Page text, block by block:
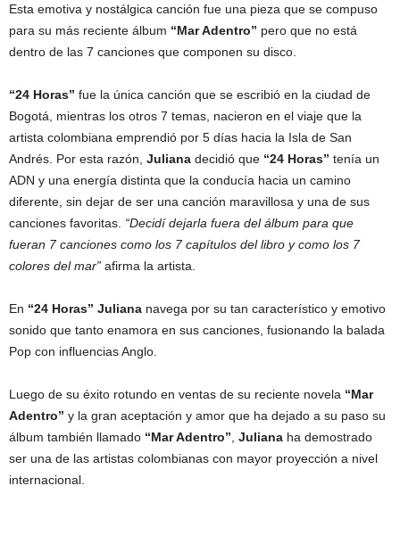
Esta emotiva y nostálgica canción fue una pieza que se compuso
para su más reciente álbum “Mar Adentro” pero que no está
dentro de las 7 canciones que componen su disco.
“24 Horas” fue la única canción que se escribió en la ciudad de
Bogotá, mientras los otros 7 temas, nacieron en el viaje que la
artista colombiana emprendió por 5 días hacia la Isla de San
Andrés. Por esta razón, Juliana decidió que “24 Horas” tenía un
ADN y una energía distinta que la conducía hacia un camino
diferente, sin dejar de ser una canción maravillosa y una de sus
canciones favoritas. “Decidí dejarla fuera del álbum para que
fueran 7 canciones como los 7 capítulos del libro y como los 7
colores del mar” afirma la artista.
En “24 Horas” Juliana navega por su tan característico y emotivo
sonido que tanto enamora en sus canciones, fusionando la balada
Pop con influencias Anglo.
Luego de su éxito rotundo en ventas de su reciente novela “Mar
Adentro” y la gran aceptación y amor que ha dejado a su paso su
álbum también llamado “Mar Adentro” Juliana ha demostrado
ser una de las artistas colombianas con mayor proyección a nivel
internacional.